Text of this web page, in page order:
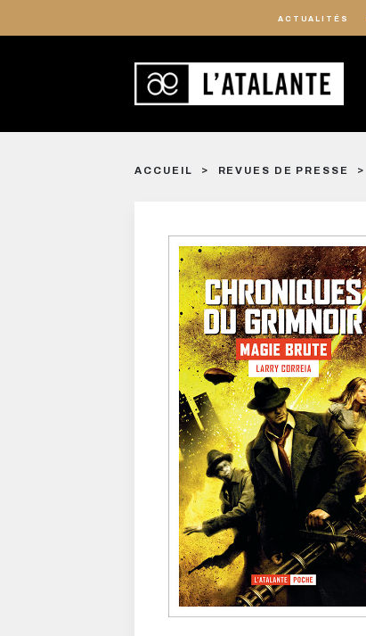
ACTUALITÉS
ACCUEIL REVUES DE PRESSE